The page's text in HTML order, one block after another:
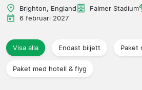
Ligor
Resebyråer
Brighton, England Falmer Stadium
6 februari 2027
Visa alla Endast biljett Paket
Paket med hotell & flyg